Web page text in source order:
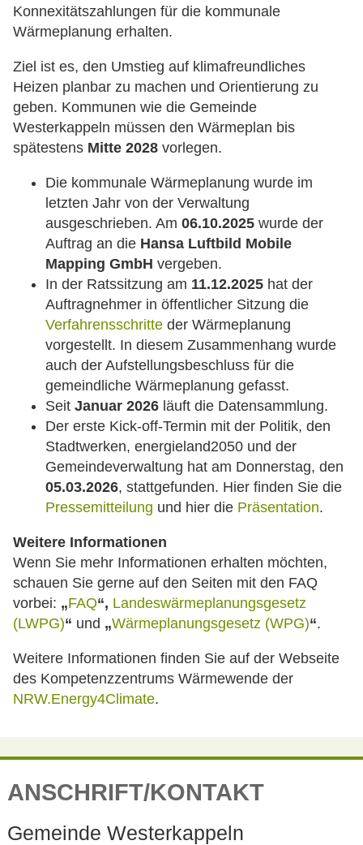
Konnexitätszahlungen für die kommunale
Wärmeplanung erhalten.
Ziel ist es, den Umstieg auf klimafreundliches
Heizen planbar zu machen und Orientierung zu
geben. Kommunen wie die Gemeinde
Westerkappeln müssen den Wärmeplan bis
spätestens Mitte 2028 vorlegen.
Die kommunale Wärmeplanung wurde im
letzten Jahr von der Verwaltung
ausgeschrieben. Am 06.10.2025 wurde der
Auftrag an die Hansa Luftbild Mobile
Mapping GmbH vergeben.
In der Ratssitzung am 11.12.2025 hat der
Auftragnehmer in öffentlicher Sitzung die
Verfahrensschritte der Wärmeplanung
vorgestellt. In diesem Zusammenhang wurde
auch der Aufstellungsbeschluss für die
gemeindliche Wärmeplanung gefasst.
Seit Januar 2026 läuft die Datensammlung.
Der erste Kick-off-Termin mit der Politik, den
Stadtwerken, energieland2050 und der
Gemeindeverwaltung hat am Donnerstag, den
05.03.2026, stattgefunden. Hier finden Sie die
Pressemitteilung und hier die Präsentation.
Weitere Informationen
Wenn Sie mehr Informationen erhalten möchten,
schauen Sie gerne auf den Seiten mit den FAQ
vorbei: „FAQ“, Landeswärmeplanungsgesetz
(LWPG)“ und „Wärmeplanungsgesetz (WPG)“.
Weitere Informationen finden Sie auf der Webseite
des Kompetenzzentrums Wärmewende der
NRW.Energy4Climate.
ANSCHRIFT/KONTAKT
Gemeinde Westerkappeln